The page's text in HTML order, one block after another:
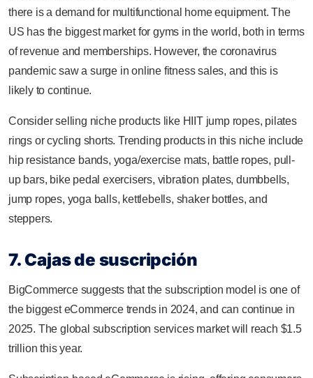
there is a demand for multifunctional home equipment. The
US has the biggest market for gyms in the world, both in terms
of revenue and memberships. However, the coronavirus
pandemic saw a surge in online fitness sales, and this is
likely to continue.
Consider selling niche products like HIIT jump ropes, pilates
rings or cycling shorts. Trending products in this niche include
hip resistance bands, yoga/exercise mats, battle ropes, pull-
up bars, bike pedal exercisers, vibration plates, dumbbells,
jump ropes, yoga balls, kettlebells, shaker bottles, and
steppers.
7. Cajas de suscripción
BigCommerce suggests that the subscription model is one of
the biggest eCommerce trends in 2024, and can continue in
2025. The global subscription services market will reach $1.5
trillion this year.